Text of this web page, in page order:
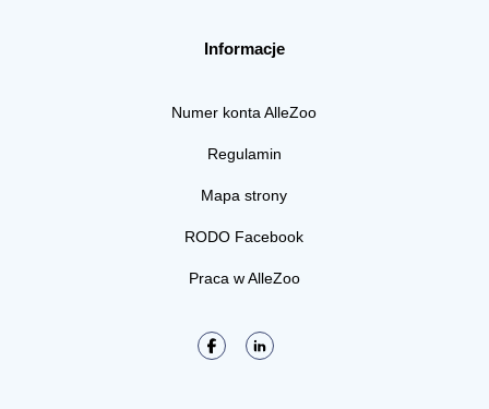
Informacje
Numer konta AlleZoo
Regulamin
Mapa strony
RODO Facebook
Praca w AlleZoo